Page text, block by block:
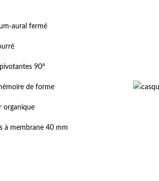
aural fermé
90°
de forme
organique
à membrane 40 mm